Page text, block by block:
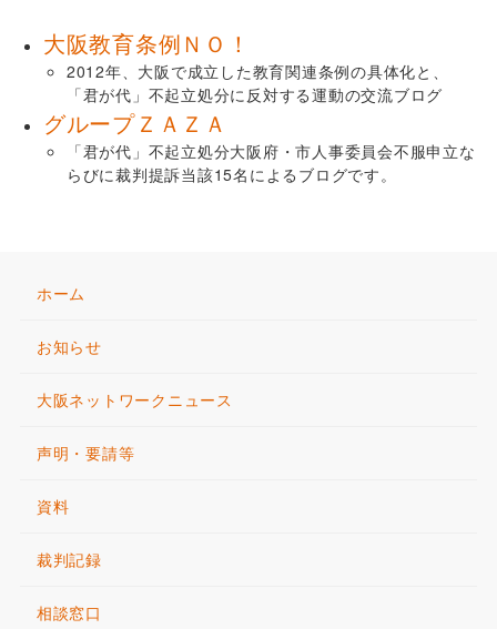
大阪教育条例ＮＯ！
2012年、大阪で成立した教育関連条例の具体化と、
「君が代」不起立処分に反対する運動の交流ブログ
グループＺＡＺＡ
「君が代」不起立処分大阪府・市人事委員会不服申立な
らびに裁判提訴当該15名によるブログです。
ホーム
お知らせ
大阪ネットワークニュース
声明・要請等
資料
裁判記録
相談窓口